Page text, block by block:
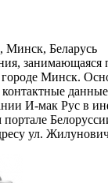
Минск, Беларусь
занимающаяся
городе Минск.
И-мак Рус в
портале
ул.